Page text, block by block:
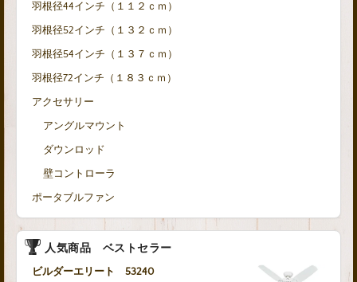
羽根径44インチ（１１２ｃｍ）
羽根径52インチ（１３２ｃｍ）
羽根径54インチ（１３７ｃｍ）
羽根径72インチ（１８３ｃｍ）
アクセサリー
アングルマウント
ダウンロッド
壁コントローラ
ポータブルファン
人気商品 ベストセラー
ビルダーエリート 53240